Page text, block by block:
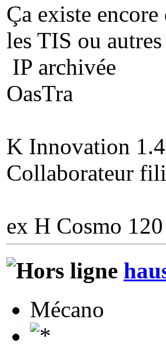
Ça existe
les TIS ou autres
IP archivée
OasTra
K Innovation
Collaborateur
ex H Cosmo
Mécano